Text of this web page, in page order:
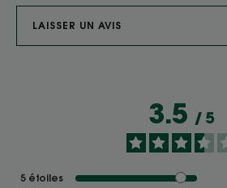
LAISSER UN AVIS
3.5 / 5
5 étoiles